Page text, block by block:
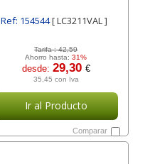
Ref: 154544[ LC3211VAL ]
Tarifa :42,59
Ahorro hasta:31%
desde: 29,30 €
35,45 con Iva
Ir al Producto
Comparar